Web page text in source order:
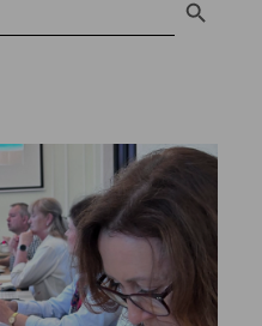
for:
Search Button